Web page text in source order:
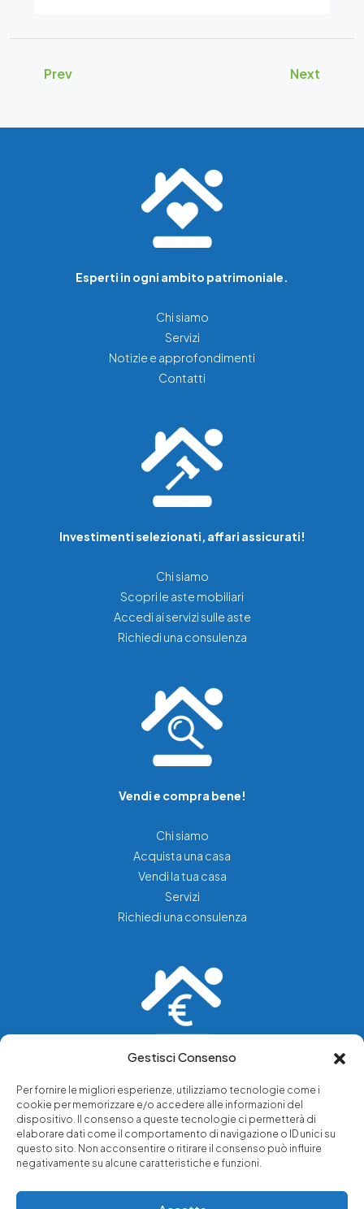
Gestisci Consenso
Per fornire le migliori esperienze, utilizziamo tecnologie come i
cookie per memorizzare e/o accedere alle informazioni del
dispositivo. Il consenso a queste tecnologie ci permetterà di
elaborare dati come il comportamento di navigazione o ID unici su
questo sito. Non acconsentire o ritirare il consenso può influire
negativamente su alcune caratteristiche e funzioni.
Prev Next
Esperti in ogni ambito patrimoniale.
Chi siamo
Servizi
Notizie e approfondimenti
Contatti
Investimenti selezionati, affari assicurati!
Chi siamo
Scopri le aste mobiliari
Accedi ai servizi sulle aste
Richiedi una consulenza
Vendi e compra bene!
Chi siamo
Acquista una casa
Vendi la tua casa
Servizi
Richiedi una consulenza
Chi siamo
Servizi di tutela legale
Notizie e approfondimenti